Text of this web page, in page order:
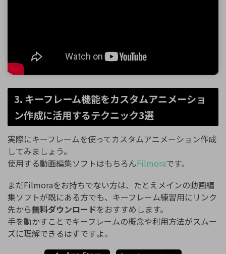
3. キーフレーム機能をカスタムアニメーショ
ン作成に活用するテクニック3選
実際にキーフレームを使ってカスタムアニメーション作成
してみましょう。
使用する動画編集ソフトはもちろんFilmoraです。
まだFilmoraをお持ちでない方は、たとえメインの動画編
集ソフトが既にある方でも、キーフレーム練習用にリンク
先から無料ダウンロードをおすすめします。
手を動かすことでキーフレームの概念や利用方法がスムー
ズに理解できるはずですよ。